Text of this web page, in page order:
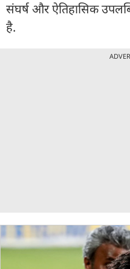
संघर्ष और ऐतिहासिक
है.